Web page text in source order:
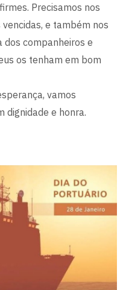
Precisamos nos
e também nos
companheiros e
os tenham em bom
vamos
dignidade e honra.